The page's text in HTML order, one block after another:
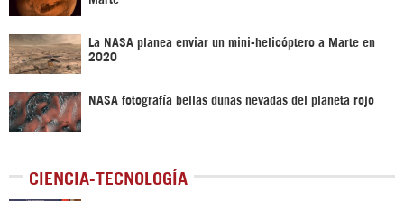
La NASA planea enviar un mini-helicóptero a Marte en
2020
NASA fotografía bellas dunas nevadas del planeta rojo
CIENCIA-TECNOLOGÍA